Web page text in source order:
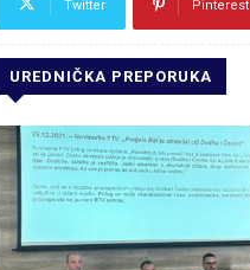
Twitter Pinterest
UREDNIČKA PREPORUKA